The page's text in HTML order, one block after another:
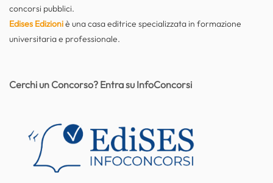
concorsi pubblici.
Edises Edizioniè una casa editrice specializzata in formazione
universitaria e professionale.
Cerchi un Concorso? Entra su InfoConcorsi